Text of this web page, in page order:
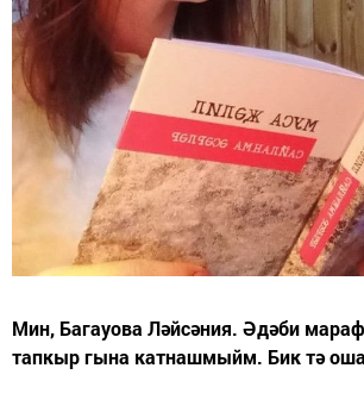
Мин, Багауова Ләйсәния. Әдәби
тапкыр гына катнашмыйм. Бик тә